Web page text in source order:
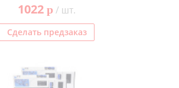
1022 p/ шт.
Сделать предзаказ